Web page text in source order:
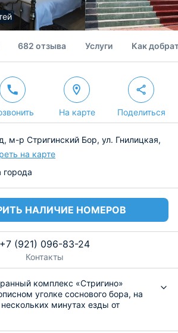
682 отзыва Услуги Как
На карте Поделиться
м-р Стригинский Бор, ул. Гнилицкая,
на карте
города
НАЛИЧИЕ НОМЕРОВ
+7 (921) 096-83-24
Контакты
комплекс «Стригино»
уголке соснового бора, на
минутах езды от